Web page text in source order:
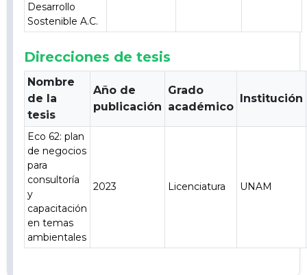
Desarrollo
Sostenible A.C.
Direcciones de tesis
Nombre
de la
tesis
Año de
publicación
Grado
académico
Institución
Eco 62: plan
de negocios
para
consultoría
y
capacitación
en temas
ambientales
2023 Licenciatura UNAM